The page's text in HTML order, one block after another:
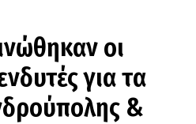
οι
για τα
&